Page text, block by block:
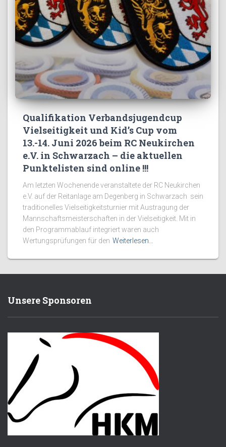
Qualifikation Verbandsjugendcup
Vielseitigkeit und Kid’s Cup vom
13.-14. Juni 2026 beim RC Neukirchen
e.V. in Schwarzach – die aktuellen
Punktelisten sind online !!!
Am letzten Wochenende veranstaltete der RC Neukirchen
e.V. auf der Reitanlage am Degenberg in Schwarzach sein
traditionelles Vielseitigkeitsturnier mit Austragung der
Mannschaftsmeisterschaften in der Vielseitigkeit. Mit in
den Programmablauf integriert waren auch
Wertungsprüfungen für den Weiterlesen…
Unsere Sponsoren